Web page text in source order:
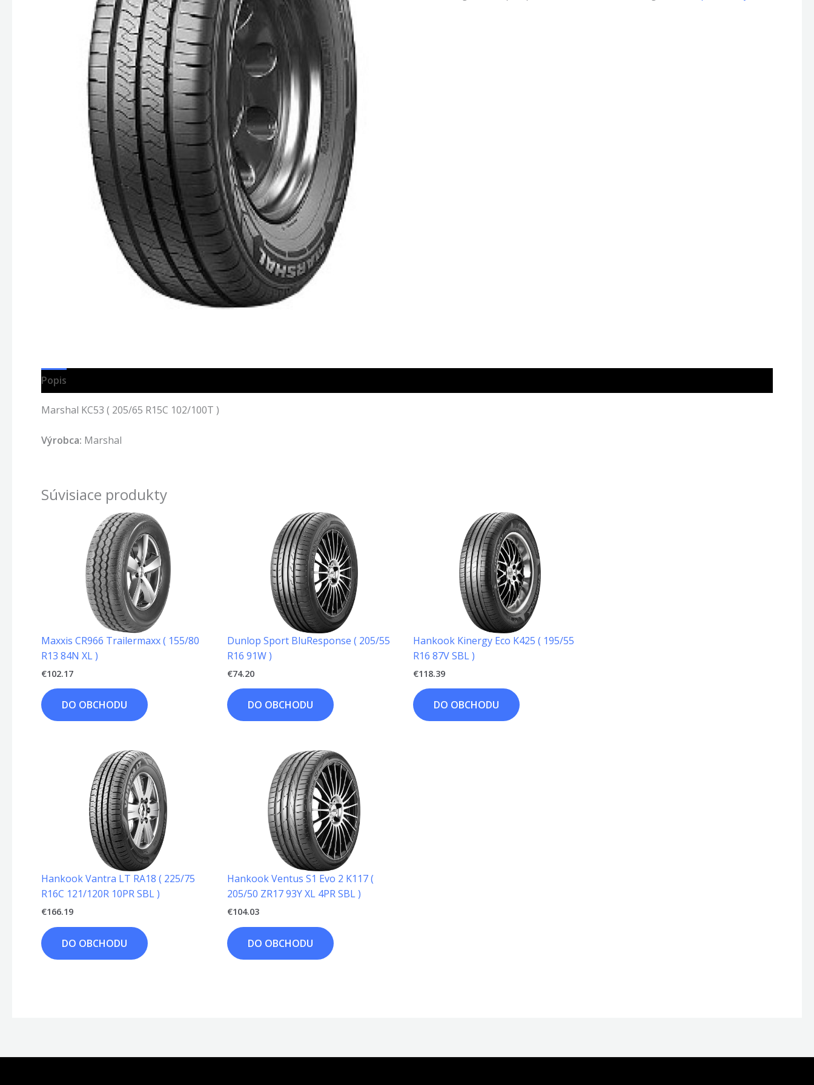
Popis
Marshal KC53 ( 205/65 R15C 102/100T )
Výrobca: Marshal
Súvisiace produkty
Maxxis CR966 Trailermaxx ( 155/80
R13 84N XL )
€102.17
DO OBCHODU
Dunlop Sport BluResponse ( 205/55
R16 91W )
€74.20
DO OBCHODU
Hankook Kinergy Eco K425 ( 195/55
R16 87V SBL )
€118.39
DO OBCHODU
Hankook Vantra LT RA18 ( 225/75
R16C 121/120R 10PR SBL )
€166.19
DO OBCHODU
Hankook Ventus S1 Evo 2 K117 (
205/50 ZR17 93Y XL 4PR SBL )
€104.03
DO OBCHODU